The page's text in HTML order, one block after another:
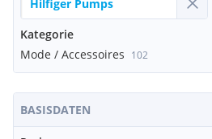
Kategorie
Mode / Accessoires 102
BASISDATEN